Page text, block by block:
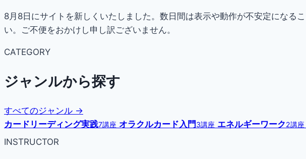
8月8日にサイトを新しくいたしました。数日間は表示や動作が不安定になる
い。ご不便をおかけし申し訳ございません。
CATEGORY
ジャンルから探す
すべてのジャンル →
カードリーディング実践7講座 オラクルカード入門3講座 エネルギーワーク2講座
INSTRUCTOR